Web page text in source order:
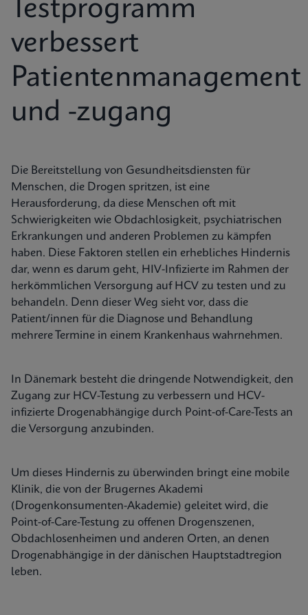
Testprogramm
verbessert
Patientenmanagement
und -zugang
Die Bereitstellung von Gesundheitsdiensten für
Menschen, die Drogen spritzen, ist eine
Herausforderung, da diese Menschen oft mit
Schwierigkeiten wie Obdachlosigkeit, psychiatrischen
Erkrankungen und anderen Problemen zu kämpfen
haben. Diese Faktoren stellen ein erhebliches Hindernis
dar, wenn es darum geht, HIV-Infizierte im Rahmen der
herkömmlichen Versorgung auf HCV zu testen und zu
behandeln. Denn dieser Weg sieht vor, dass die
Patient/innen für die Diagnose und Behandlung
mehrere Termine in einem Krankenhaus wahrnehmen.
In Dänemark besteht die dringende Notwendigkeit, den
Zugang zur HCV-Testung zu verbessern und HCV-
infizierte Drogenabhängige durch Point-of-Care-Tests an
die Versorgung anzubinden.
Um dieses Hindernis zu überwinden bringt eine mobile
Klinik, die von der Brugernes Akademi
(Drogenkonsumenten-Akademie) geleitet wird, die
Point-of-Care-Testung zu offenen Drogenszenen,
Obdachlosenheimen und anderen Orten, an denen
Drogenabhängige in der dänischen Hauptstadtregion
leben.